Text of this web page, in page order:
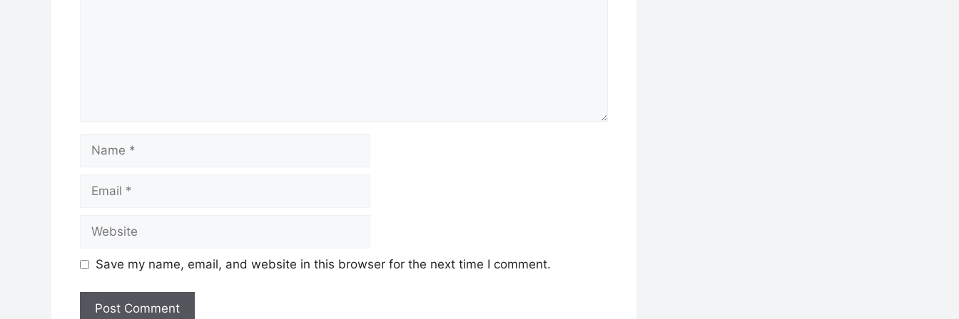
Name
Email
Website
Save my name, email, and website in this browser for the next time I comment.